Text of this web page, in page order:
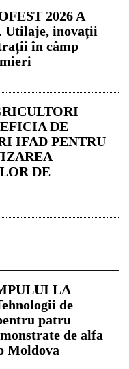
2026 A
Utilaje, inovații
în câmp
DE
IFAD PENTRU
DE
LA
de
patru
de alfa
Moldova